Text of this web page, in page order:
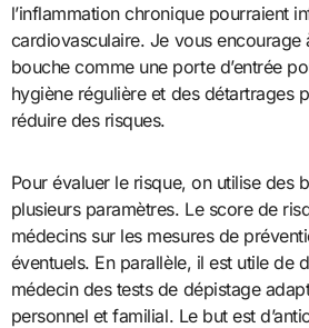
l’inflammation chronique pourraient
cardiovasculaire. Je vous encourage
bouche comme une porte d’entrée
hygiène régulière et des détartrages
réduire des risques.
Pour évaluer le risque, on utilise des
plusieurs paramètres. Le score de
médecins sur les mesures de
éventuels. En parallèle, il est utile de
médecin des tests de dépistage
personnel et familial. Le but est